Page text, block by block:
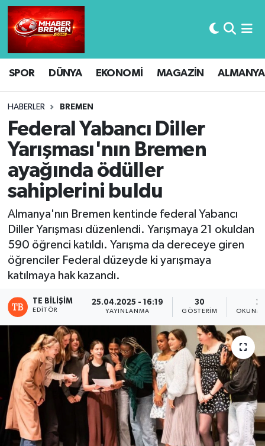
SPOR DÜNYA EKONOMİ MAGAZİN ALMANYA
HABERLER BREMEN
Federal Yabancı Diller
Yarışması'nın Bremen
ayağında ödüller
sahiplerini buldu
Almanya'nın Bremen kentinde federal Yabancı
Diller Yarışması düzenlendi. Yarışmaya 21 okuldan
590 öğrenci katıldı. Yarışma da dereceye giren
öğrenciler Federal düzeyde ki yarışmaya
katılmaya hak kazandı.
TE BILIŞIM
EDITÖR
25.04.2025 - 16:19
YAYINLANMA
30
GÖSTERIM
2
Hava Durumu
Trafik Durumu
Süper Lig Puan Durumu ve Fikstür
Tüm Manşetler
Son Dakika Haberleri
Haber Arşivi